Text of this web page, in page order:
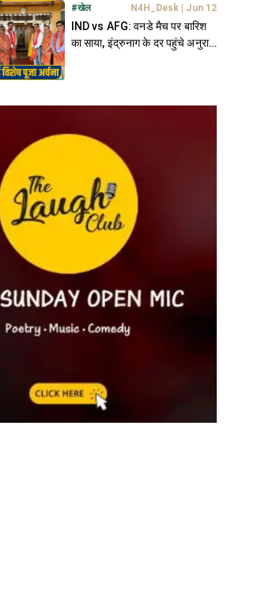
#खेल N4H_Desk Jun 12
IND vs AFG: वनडे मैच पर बारिश
का साया, इंद्रुनाग के दर पहुंचे अनुराग